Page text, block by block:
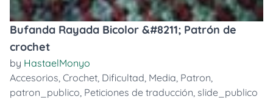
Bufanda Rayada Bicolor &#8211; Patrón de
crochet
by HastaelMonyo
Accesorios, Crochet, Dificultad, Media, Patron,
patron_publico, Peticiones de traducción, slide_publico